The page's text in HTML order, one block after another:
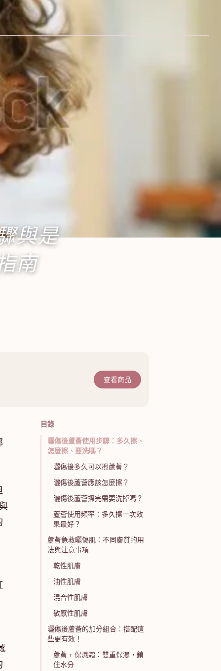
與是
南
查看商品
目錄
曬傷後蘆薈使用步驟：多久擦、
怎麼擦、要洗嗎？
曬傷後多久可以擦蘆薈？
曬傷後蘆薈應該怎麼擦？
曬傷後蘆薈擦完需要洗掉嗎？
蘆薈使用頻率：多久擦一次效
果最好？
蘆薈急救曬傷肌：不同膚質的用
法與注意事項
乾性肌膚
油性肌膚
混合性肌膚
敏感性肌膚
曬傷後蘆薈的加分組合：搭配這
些更有效！
蘆薈 + 保濕霜：雙重保濕，鎖
住水分